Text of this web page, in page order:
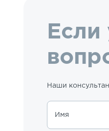
Если
Наши
Имя